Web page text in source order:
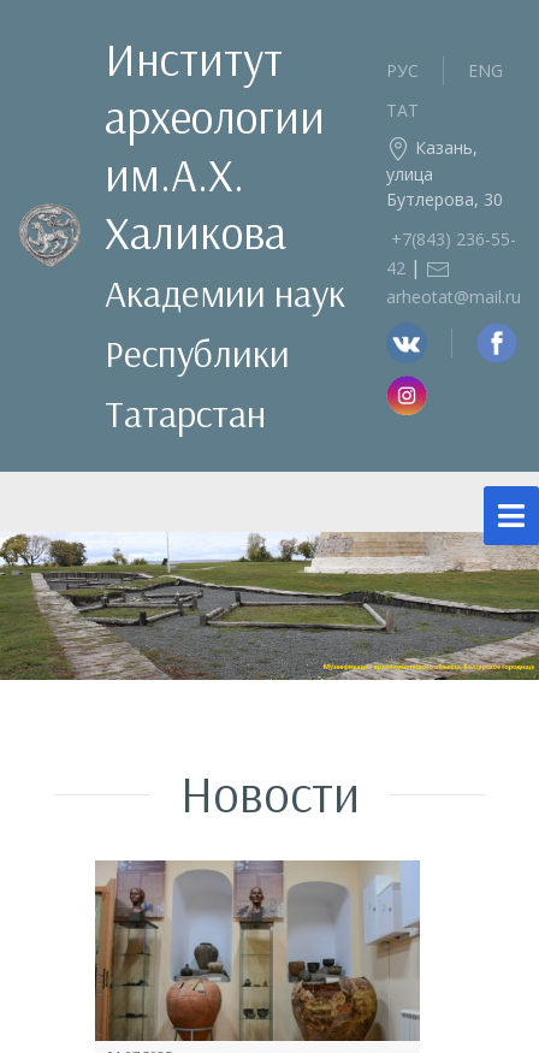
Институт
археологии
им.А.Х.
Халикова
Академии наук
Республики
Татарстан
РУС
ENG
ТАТ
Казань,
улица
Бутлерова, 30
+7(843) 236‑55-
42 |
arheotat@mail.ru
Новости